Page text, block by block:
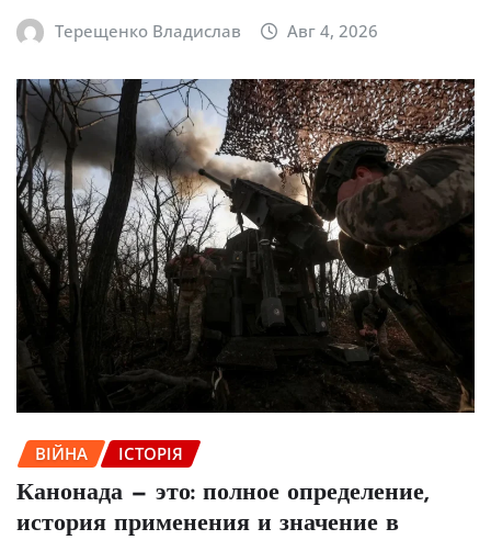
Терещенко Владислав Авг 4, 2026
ВІЙНА ІСТОРІЯ
Канонада — это: полное определение,
история применения и значение в